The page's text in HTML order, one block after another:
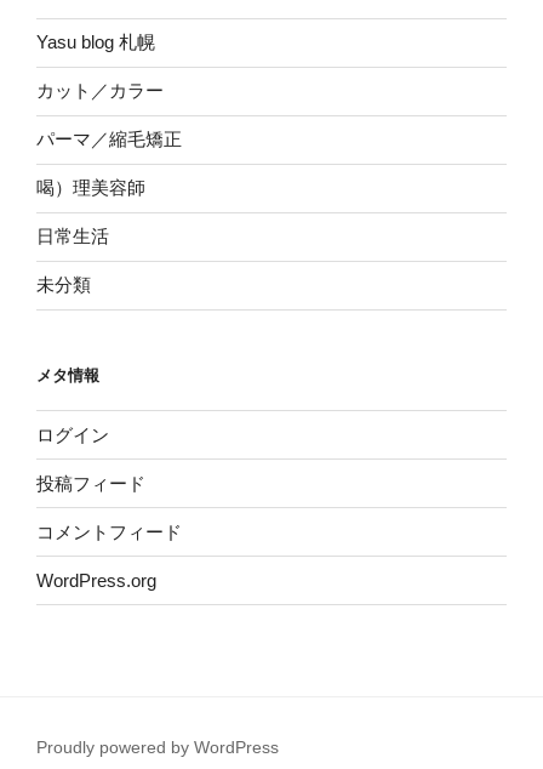
Yasu blog 札幌
カット／カラー
パーマ／縮毛矯正
喝）理美容師
日常生活
未分類
メタ情報
ログイン
投稿フィード
コメントフィード
WordPress.org
Proudly powered by WordPress